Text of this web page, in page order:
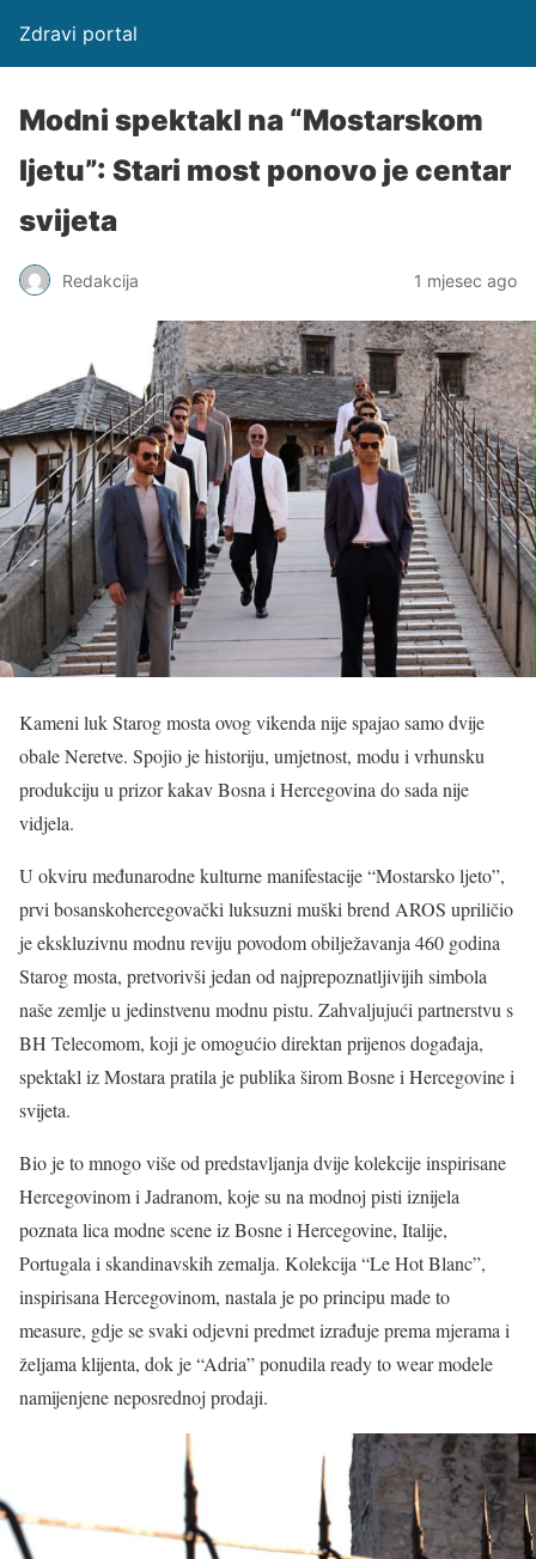
Zdravi portal
Modni spektakl na “Mostarskom
ljetu”: Stari most ponovo je centar
svijeta
Redakcija 1 mjesec ago
Kameni luk Starog mosta ovog vikenda nije spajao samo dvije
obale Neretve. Spojio je historiju, umjetnost, modu i vrhunsku
produkciju u prizor kakav Bosna i Hercegovina do sada nije
vidjela.
U okviru međunarodne kulturne manifestacije “Mostarsko ljeto”,
prvi bosanskohercegovački luksuzni muški brend AROS upriličio
je ekskluzivnu modnu reviju povodom obilježavanja 460 godina
Starog mosta, pretvorivši jedan od najprepoznatljivijih simbola
naše zemlje u jedinstvenu modnu pistu. Zahvaljujući partnerstvu s
BH Telecomom, koji je omogućio direktan prijenos događaja,
spektakl iz Mostara pratila je publika širom Bosne i Hercegovine i
svijeta.
Bio je to mnogo više od predstavljanja dvije kolekcije inspirisane
Hercegovinom i Jadranom, koje su na modnoj pisti iznijela
poznata lica modne scene iz Bosne i Hercegovine, Italije,
Portugala i skandinavskih zemalja. Kolekcija “Le Hot Blanc”,
inspirisana Hercegovinom, nastala je po principu made to
measure, gdje se svaki odjevni predmet izrađuje prema mjerama i
željama klijenta, dok je “Adria” ponudila ready to wear modele
namijenjene neposrednoj prodaji.